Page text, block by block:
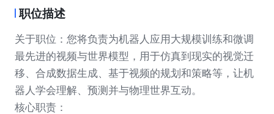
职位描述
关于职位：您将负责为机器人应用大规模训练和微调
最先进的视频与世界模型，用于仿真到现实的视觉迁
移、合成数据生成、基于视频的规划和策略等，让机
器人学会理解、预测并与物理世界互动。
核心职责：